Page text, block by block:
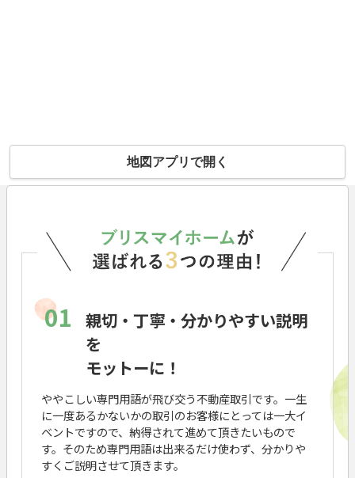
地図アプリで開く
01
親切・丁寧・分かりやすい説明
を
モットーに！
ややこしい専門用語が飛び交う不動産取引です。一生
に一度あるかないかの取引のお客様にとっては一大イ
ベントですので、納得されて進めて頂きたいもので
す。そのため専門用語は出来るだけ使わず、分かりや
すくご説明させて頂きます。